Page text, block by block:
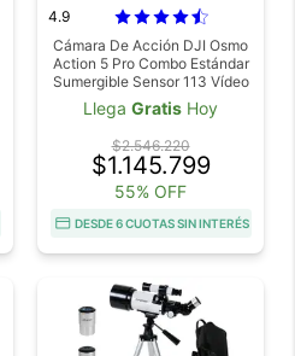
4.9
Cámara De Acción DJI Osmo
Action 5 Pro Combo Estándar
Sumergible Sensor 113 Vídeo
4K120 fps Seguimiento De
Objetivos Estabilización 2
Pantallas Táctiles OLED
Llega Gratis Hoy
$2.546.220
$1.145.799
55% OFF
DESDE 6 CUOTAS SIN INTERÉS